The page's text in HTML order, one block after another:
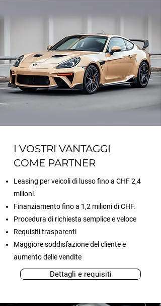
I VOSTRI VANTAGGI
COME PARTNER
Leasing per veicoli di lusso fino a CHF 2,4
milioni.
Finanziamento fino a 1,2 milioni di CHF.
Procedura di richiesta semplice e veloce
Requisiti trasparenti
Maggiore soddisfazione del cliente e
aumento delle vendite
Dettagli e requisiti